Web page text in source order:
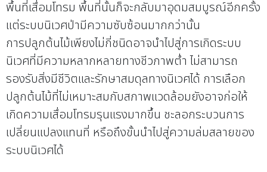
พื้นที่เสื่อมโทรม พื้นที่นั้นก็จะกลับมาอุดมสมบูรณ์อีกครั้ง
แต่ระบบนิเวศป่ามีความซับซ้อนมากกว่านั้น
การปลูกต้นไม้เพียงไม่กี่ชนิดอาจนำไปสู่การเกิดระบบ
นิเวศที่มีความหลากหลายทางชีวภาพต่ำ ไม่สามารถ
รองรับสิ่งมีชีวิตและรักษาสมดุลทางนิเวศได้ การเลือก
ปลูกต้นไม้ที่ไม่เหมาะสมกับสภาพแวดล้อมยังอาจก่อให้
เกิดความเสื่อมโทรมรุนแรงมากขึ้น ชะลอกระบวนการ
เปลี่ยนแปลงแทนที่ หรือถึงขั้นนำไปสู่ความล่มสลายของ
ระบบนิเวศได้